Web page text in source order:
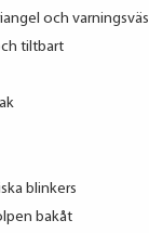
och
tiltbart
blinkers
bakåt